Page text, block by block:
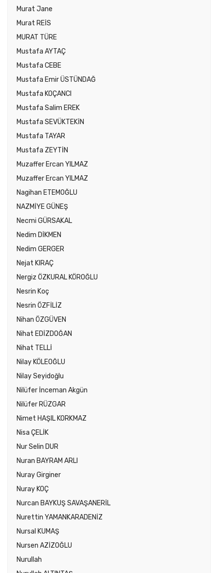
Murat Jane
Murat REİS
MURAT TÜRE
Mustafa AYTAÇ
Mustafa CEBE
Mustafa Emir ÜSTÜNDAĞ
Mustafa KOÇANCI
Mustafa Salim EREK
Mustafa SEVÜKTEKİN
Mustafa TAYAR
Mustafa ZEYTİN
Muzaffer Ercan YILMAZ
Muzaffer Ercan YILMAZ
Nagihan ETEMOĞLU
NAZMİYE GÜNEŞ
Necmi GÜRSAKAL
Nedim DİKMEN
Nedim GERGER
Nejat KIRAÇ
Nergiz ÖZKURAL KÖROĞLU
Nesrin Koç
Nesrin ÖZFİLİZ
Nihan ÖZGÜVEN
Nihat EDİZDOĞAN
Nihat TELLİ
Nilay KÖLEOĞLU
Nilay Seyidoğlu
Nilüfer İnceman Akgün
Nilüfer RÜZGAR
Nimet HAŞIL KORKMAZ
Nisa ÇELİK
Nur Selin DUR
Nuran BAYRAM ARLI
Nuray Girginer
Nuray KOÇ
Nurcan BAYKUŞ SAVAŞANERİL
Nurettin YAMANKARADENİZ
Nursal KUMAŞ
Nursen AZİZOĞLU
Nurullah